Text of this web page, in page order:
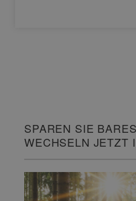
SPAREN SIE
WECHSELN JETZT